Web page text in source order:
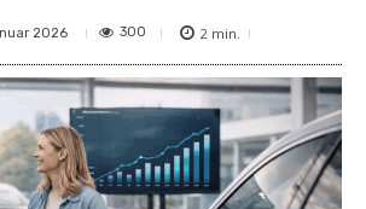
2026 300 2 min.